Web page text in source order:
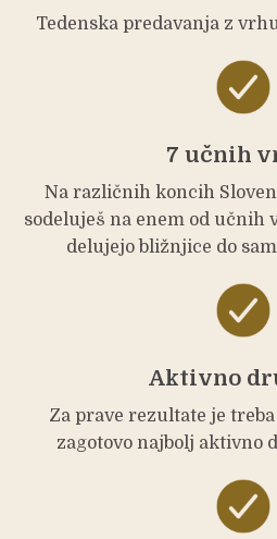
Tedenska predavanja z
7 učnih
Na različnih koncih
sodeluješ na enem od učnih
delujejo bližnjice do
Aktivno
Za prave rezultate je
zagotovo najbolj aktivno